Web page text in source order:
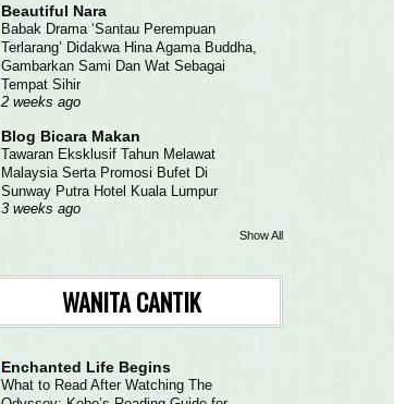
Beautiful Nara
Babak Drama ‘Santau Perempuan
Terlarang’ Didakwa Hina Agama Buddha,
Gambarkan Sami Dan Wat Sebagai
Tempat Sihir
2 weeks ago
Blog Bicara Makan
Tawaran Eksklusif Tahun Melawat
Malaysia Serta Promosi Bufet Di
Sunway Putra Hotel Kuala Lumpur
3 weeks ago
Show All
WANITA CANTIK
Enchanted Life Begins
What to Read After Watching The